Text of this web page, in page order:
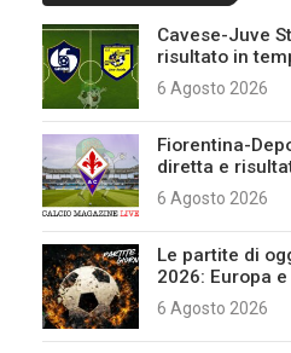
Cavese-Juve
risultato in
6 Agosto 2026
Fiorentina-
diretta e
6 Agosto 2026
Le partite di
2026: Europa
6 Agosto 2026